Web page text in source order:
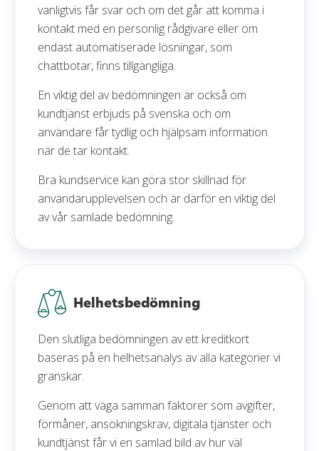
vanligtvis får svar och om det går att komma i
kontakt med en personlig rådgivare eller om
endast automatiserade lösningar, som
chattbotar, finns tillgängliga.
En viktig del av bedömningen är också om
kundtjänst erbjuds på svenska och om
användare får tydlig och hjälpsam information
när de tar kontakt.
Bra kundservice kan göra stor skillnad för
användarupplevelsen och är därför en viktig del
av vår samlade bedömning.
Helhetsbedömning
Den slutliga bedömningen av ett kreditkort
baseras på en helhetsanalys av alla kategorier vi
granskar.
Genom att väga samman faktorer som avgifter,
förmåner, ansökningskrav, digitala tjänster och
kundtjänst får vi en samlad bild av hur väl